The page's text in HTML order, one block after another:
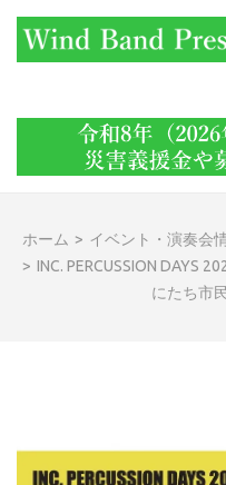
ホーム > イベント・演奏会
> INC. PERCUSSION DAYS
にたち市